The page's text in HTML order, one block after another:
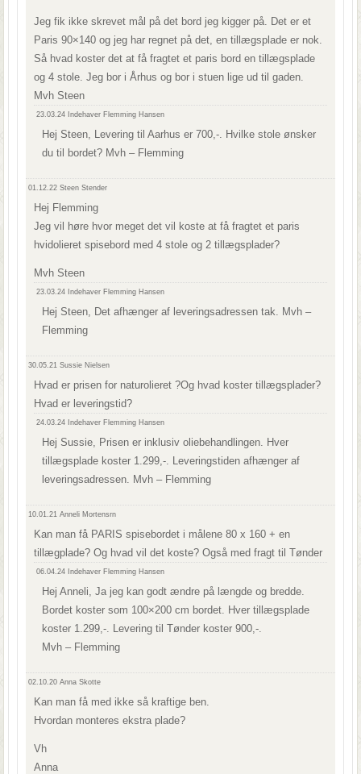
Jeg fik ikke skrevet mål på det bord jeg kigger på. Det er et
Paris 90×140 og jeg har regnet på det, en tillægsplade er nok.
Så hvad koster det at få fragtet et paris bord en tillægsplade
og 4 stole. Jeg bor i Århus og bor i stuen lige ud til gaden.
Mvh Steen
23.03.24 Indehaver Flemming Hansen
Hej Steen, Levering til Aarhus er 700,-. Hvilke stole ønsker
du til bordet? Mvh – Flemming
01.12.22Steen Stender
Hej Flemming
Jeg vil høre hvor meget det vil koste at få fragtet et paris
hvidolieret spisebord med 4 stole og 2 tillægsplader?
Mvh Steen
23.03.24 Indehaver Flemming Hansen
Hej Steen, Det afhænger af leveringsadressen tak. Mvh –
Flemming
30.05.21Sussie Nielsen
Hvad er prisen for naturolieret ?Og hvad koster tillægsplader?
Hvad er leveringstid?
24.03.24 Indehaver Flemming Hansen
Hej Sussie, Prisen er inklusiv oliebehandlingen. Hver
tillægsplade koster 1.299,-. Leveringstiden afhænger af
leveringsadressen. Mvh – Flemming
10.01.21Anneli Mortensrn
Kan man få PARIS spisebordet i målene 80 x 160 + en
tillægplade? Og hvad vil det koste? Også med fragt til Tønder
06.04.24 Indehaver Flemming Hansen
Hej Anneli, Ja jeg kan godt ændre på længde og bredde.
Bordet koster som 100×200 cm bordet. Hver tillægsplade
koster 1.299,-. Levering til Tønder koster 900,-.
Mvh – Flemming
02.10.20Anna Skotte
Kan man få med ikke så kraftige ben.
Hvordan monteres ekstra plade?
Vh
Anna